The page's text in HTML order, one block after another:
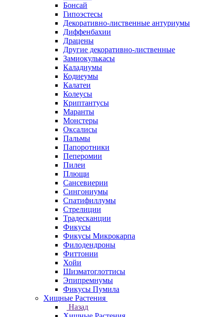
Бонсай
Гипоэстесы
Декоративно-лиственные антуриумы
Диффенбахии
Драцены
Другие декоративно-лиственные
Замиокулькасы
Каладиумы
Кодиеумы
Калатеи
Колеусы
Криптантусы
Маранты
Монстеры
Оксалисы
Пальмы
Папоротники
Пеперомии
Пилеи
Плющи
Сансевиерии
Сингониумы
Спатифиллумы
Стрелиции
Традесканции
Фикусы
Фикусы Микрокарпа
Филодендроны
Фиттонии
Хойи
Шизматоглоттисы
Эпипремнумы
Фикусы Пумила
Хищные Растения
Назад